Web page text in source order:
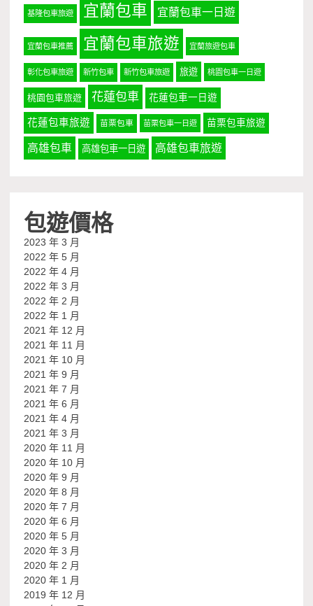
基隆包車旅遊 宜蘭包車 宜蘭包車一日遊
宜蘭包車推薦 宜蘭包車旅遊 宜蘭旅遊包車
彰化包車旅遊 新竹包車 新竹包車旅遊 旅遊 桃園包車一日遊
桃園包車旅遊 花蓮包車 花蓮包車一日遊
花蓮包車旅遊 苗栗包車 苗栗包車一日遊 苗栗包車旅遊
高雄包車 高雄包車一日遊 高雄包車旅遊
包遊價格
2023 年 3 月
2022 年 5 月
2022 年 4 月
2022 年 3 月
2022 年 2 月
2022 年 1 月
2021 年 12 月
2021 年 11 月
2021 年 10 月
2021 年 9 月
2021 年 7 月
2021 年 6 月
2021 年 4 月
2021 年 3 月
2020 年 11 月
2020 年 10 月
2020 年 9 月
2020 年 8 月
2020 年 7 月
2020 年 6 月
2020 年 5 月
2020 年 3 月
2020 年 2 月
2020 年 1 月
2019 年 12 月